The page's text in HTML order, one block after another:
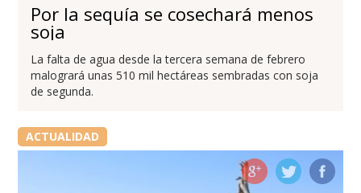
Por la sequía se cosechará menos
soja
La falta de agua desde la tercera semana de febrero
malogrará unas 510 mil hectáreas sembradas con soja
de segunda.
ACTUALIDAD